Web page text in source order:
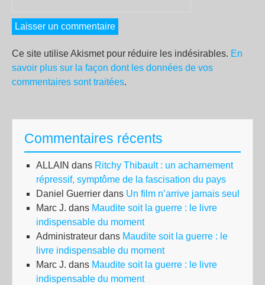
Ce site utilise Akismet pour réduire les indésirables. En
savoir plus sur la façon dont les données de vos
commentaires sont traitées.
Commentaires récents
ALLAIN dans Ritchy Thibault : un acharnement
répressif, symptôme de la fascisation du pays
Daniel Guerrier dans Un film n’arrive jamais seul
Marc J. dans Maudite soit la guerre : le livre
indispensable du moment
Administrateur dans Maudite soit la guerre : le
livre indispensable du moment
Marc J. dans Maudite soit la guerre : le livre
indispensable du moment